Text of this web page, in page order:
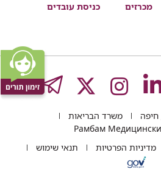
מכרזים כניסת עובדים
לעמוד
של
לעמוד
של
משרד הבריאות
Рамбам
מדיניות הפרטיות תנאי שימוש